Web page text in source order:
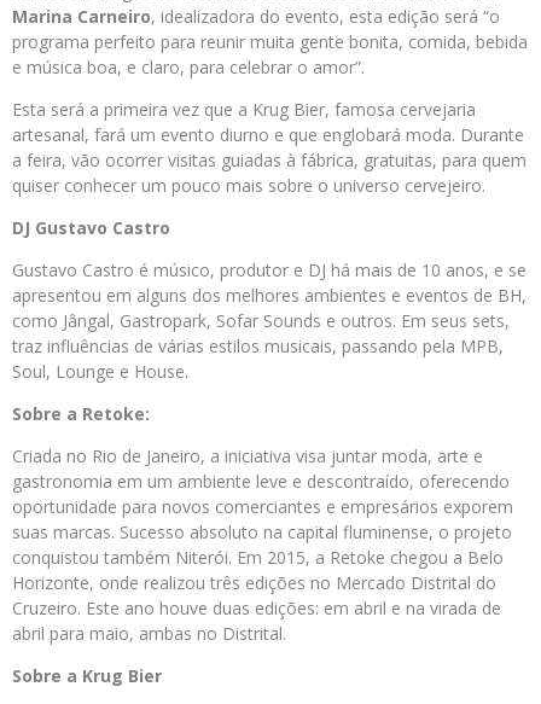
Marina Carneiro, idealizadora do evento, esta edição será “o
programa perfeito para reunir muita gente bonita, comida, bebida
e música boa, e claro, para celebrar o amor”.
Esta será a primeira vez que a Krug Bier, famosa cervejaria
artesanal, fará um evento diurno e que englobará moda. Durante
a feira, vão ocorrer visitas guiadas à fábrica, gratuitas, para quem
quiser conhecer um pouco mais sobre o universo cervejeiro.
DJ Gustavo Castro
Gustavo Castro é músico, produtor e DJ há mais de 10 anos, e se
apresentou em alguns dos melhores ambientes e eventos de BH,
como Jângal, Gastropark, Sofar Sounds e outros. Em seus sets,
traz influências de várias estilos musicais, passando pela MPB,
Soul, Lounge e House.
Sobre a Retoke:
Criada no Rio de Janeiro, a iniciativa visa juntar moda, arte e
gastronomia em um ambiente leve e descontraído, oferecendo
oportunidade para novos comerciantes e empresários exporem
suas marcas. Sucesso absoluto na capital fluminense, o projeto
conquistou também Niterói. Em 2015, a Retoke chegou a Belo
Horizonte, onde realizou três edições no Mercado Distrital do
Cruzeiro. Este ano houve duas edições: em abril e na virada de
abril para maio, ambas no Distrital.
Sobre a Krug Bier